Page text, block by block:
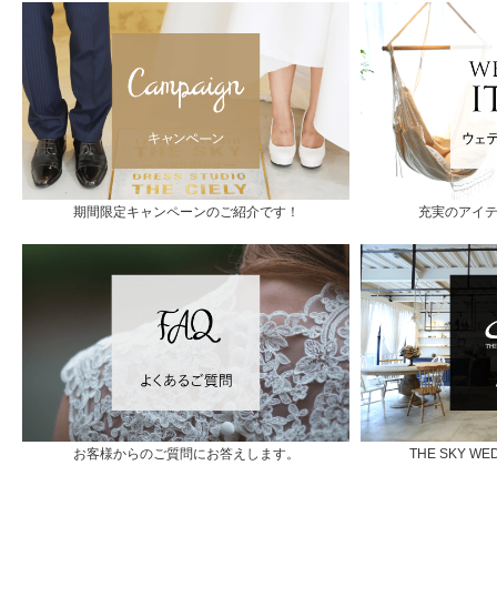
期間限定キャンペーンのご紹介です！ 充実のアイ
お客様からのご質問にお答えします。 THE SKY